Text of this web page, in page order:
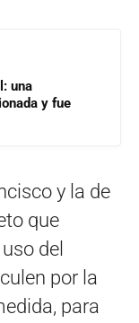
una
y fue
y la de
que
del
por la
para